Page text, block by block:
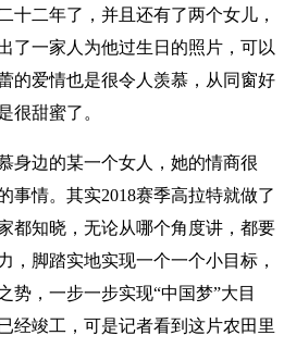
十二年了，并且还有了两个女儿，
了一家人为他过生日的照片，可以
的爱情也是很令人羡慕，从同窗好
很甜蜜了。
身边的某一个女人，她的情商很
事情。其实2018赛季高拉特就做了
都知晓，无论从哪个角度讲，都要
，脚踏实地实现一个一个小目标，
势，一步一步实现“中国梦”大目
竣工，可是记者看到这片农田里